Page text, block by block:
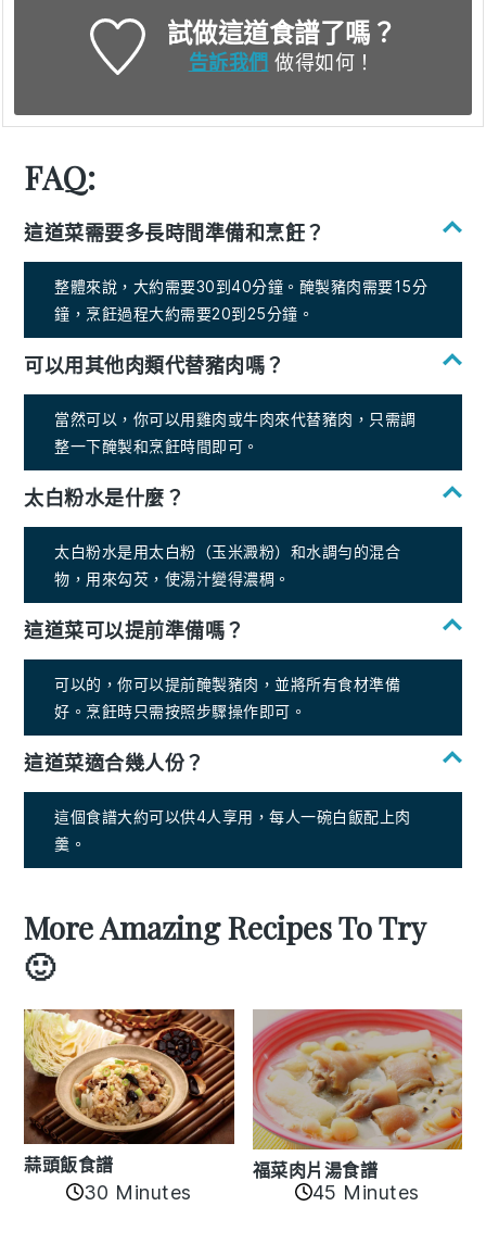
試做這道食譜了嗎？
告訴我們 做得如何！
FAQ:
這道菜需要多長時間準備和烹飪？
整體來說，大約需要30到40分鐘。醃製豬肉需要15分
鐘，烹飪過程大約需要20到25分鐘。
可以用其他肉類代替豬肉嗎？
當然可以，你可以用雞肉或牛肉來代替豬肉，只需調
整一下醃製和烹飪時間即可。
太白粉水是什麼？
太白粉水是用太白粉（玉米澱粉）和水調勻的混合
物，用來勾芡，使湯汁變得濃稠。
這道菜可以提前準備嗎？
可以的，你可以提前醃製豬肉，並將所有食材準備
好。烹飪時只需按照步驟操作即可。
這道菜適合幾人份？
這個食譜大約可以供4人享用，每人一碗白飯配上肉
羹。
More Amazing Recipes To Try
🙂
蒜頭飯食譜
30 Minutes
福菜肉片湯食譜
45 Minutes